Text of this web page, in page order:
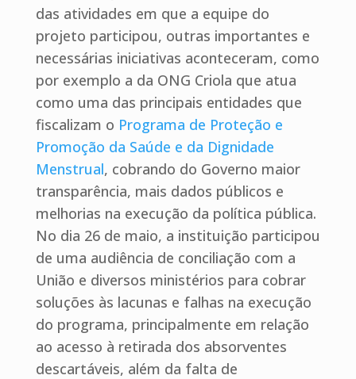
das atividades em que a equipe do
projeto participou, outras importantes e
necessárias iniciativas aconteceram, como
por exemplo a da ONG Criola que atua
como uma das principais entidades que
fiscalizam o Programa de Proteção e
Promoção da Saúde e da Dignidade
Menstrual, cobrando do Governo maior
transparência, mais dados públicos e
melhorias na execução da política pública.
No dia 26 de maio, a instituição participou
de uma audiência de conciliação com a
União e diversos ministérios para cobrar
soluções às lacunas e falhas na execução
do programa, principalmente em relação
ao acesso à retirada dos absorventes
descartáveis, além da falta de